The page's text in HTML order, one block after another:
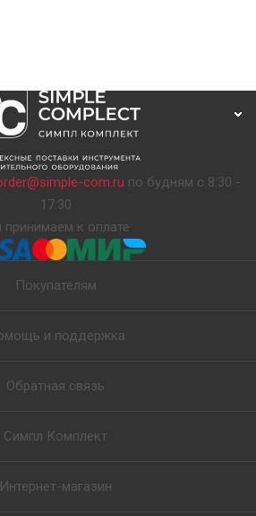
com.ru по будням с 8:30 -
17:30
к оплате
Покупателям
и поддержка
Обратная связь
Симпл Комплект
Интернет-магазин